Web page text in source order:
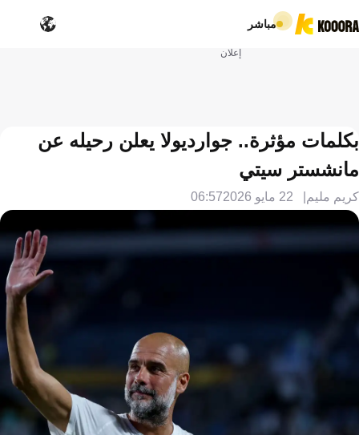
مباشر
إعلان
بكلمات مؤثرة.. جوارديولا يعلن رحيله عن
مانشستر سيتي
كريم مليم 22 مايو 2026 06:57